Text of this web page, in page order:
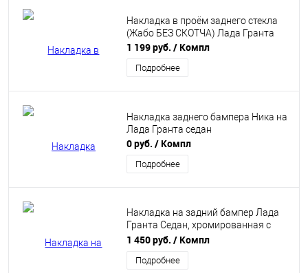
Накладка в проём заднего стекла
(Жабо БЕЗ СКОТЧА) Лада Гранта
1 199 руб. / Компл
Подробнее
Накладка заднего бампера Ника на
Лада Гранта седан
0 руб. / Компл
Подробнее
Накладка на задний бампер Лада
Гранта Седан, хромированная с
надписью
1 450 руб. / Компл
Подробнее